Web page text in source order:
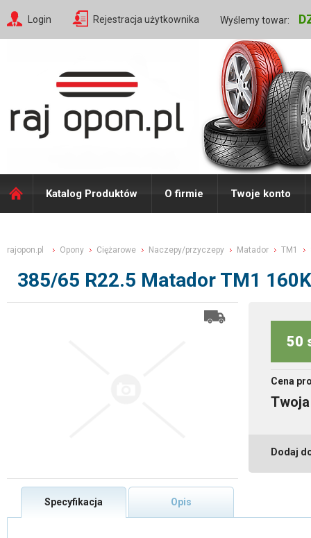
Login Rejestracja użytkownika Wyślemy towar:
Katalog Produktów O firmie Twoje konto
rajopon.pl Opony Ciężarowe Naczepy/przyczepy Matador TM1
385/65 R22.5 Matador TM1 160K
50
Cena
Dodaj
Specyfikacja Opis